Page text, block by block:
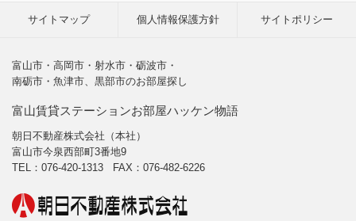
サイトマップ 個人情報保護方針 サイトポリシー
富山市・高岡市・射水市・砺波市・
南砺市・魚津市、黒部市のお部屋探し
富山賃貸ステーションお部屋ハッケン物語
朝日不動産株式会社（本社）
富山市今泉西部町3番地9
TEL： 076-420-1313 FAX：076-482-6226